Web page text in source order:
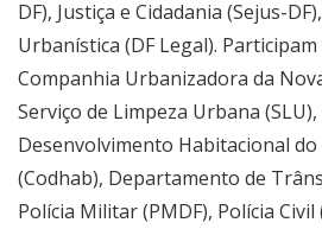
DF), Justiça e Cidadania (Sejus-
Urbanística (DF Legal).
Companhia Urbanizadora da
Serviço de Limpeza Urbana
Desenvolvimento Habitacional
(Codhab), Departamento de
Polícia Militar (PMDF), Polícia Civil